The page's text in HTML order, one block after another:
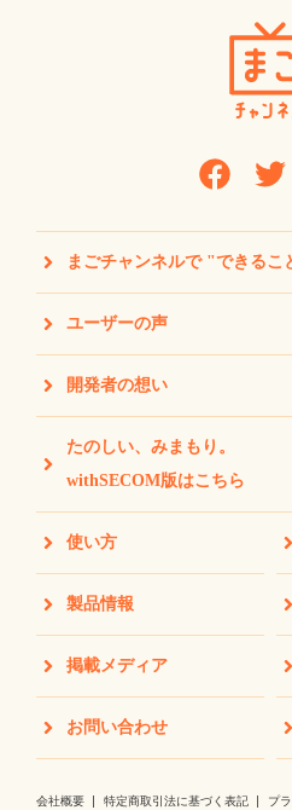
まごチャンネルで "できるこ
ユーザーの声
開発者の想い
たのしい、みまもり。
withSECOM版はこちら
使い方
製品情報
掲載メディア
お問い合わせ
会社概要 特定商取引法に基づく表記 プ